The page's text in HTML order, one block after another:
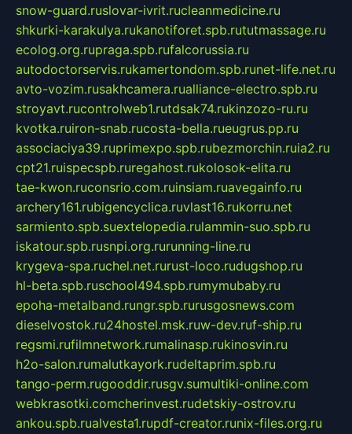
snow-guard.ruslovar-ivrit.rucleanmedicine.ru
shkurki-karakulya.rukanotiforet.spb.rututmassage.ru
ecolog.org.rupraga.spb.rufalcorussia.ru
autodoctorservis.rukamertondom.spb.runet-life.net.ru
avto-vozim.rusakhcamera.rualliance-electro.spb.ru
stroyavt.rucontrolweb1.rutdsak74.rukinzozo-ru.ru
kvotka.ruiron-snab.rucosta-bella.rueugrus.pp.ru
associaciya39.ruprimexpo.spb.rubezmorchin.ruia2.ru
cpt21.ruispecspb.ruregahost.rukolosok-elita.ru
tae-kwon.ruconsrio.com.ruinsiam.ruavegainfo.ru
archery161.rubigencyclica.ruvlast16.rukorru.net
sarmiento.spb.suextelopedia.rulammin-suo.spb.ru
iskatour.spb.rusnpi.org.rurunning-line.ru
krygeva-spa.ruchel.net.rurust-loco.rudugshop.ru
hl-beta.spb.ruschool494.spb.rumymubaby.ru
epoha-metalband.rungr.spb.rurusgosnews.com
dieselvostok.ru24hostel.msk.ruw-dev.ruf-ship.ru
regsmi.rufilmnetwork.rumalinasp.rukinosvin.ru
h2o-salon.rumalutkayork.rudeltaprim.spb.ru
tango-perm.rugooddir.rusgv.sumultiki-online.com
webkrasotki.comcherinvest.rudetskiy-ostrov.ru
ankou.spb.rualvesta1.rupdf-creator.runix-files.org.ru